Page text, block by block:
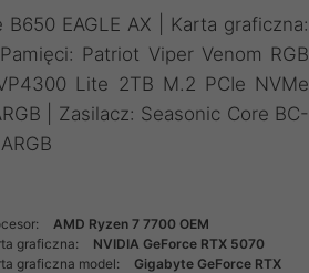
EAGLE AX | Karta graficzna:
Patriot Viper Venom RGB
Lite 2TB M.2 PCIe NVMe
| Zasilacz: Seasonic Core BC-
AMD Ryzen 7 7700 OEM
graficzna:
NVIDIA GeForce RTX 5070
graficzna model:
Gigabyte GeForce RTX